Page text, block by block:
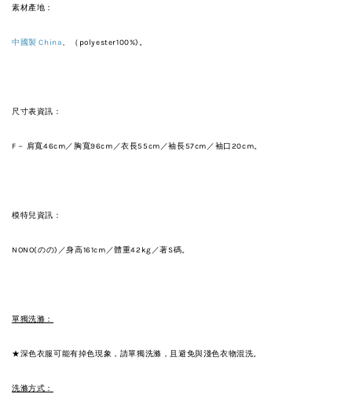
素材產地：
中國製 China。 （polyester100%)。
尺寸表資訊：
F－ 肩寬46cm／ 胸寬96cm／衣長55cm ／袖長57cm ／袖口20cm。
模特兒資訊：
NONO(のの)／身高161cm／體重42kg／著S碼。
單獨洗滌：
★深色衣服可能有掉色現象，請單獨洗滌，且避免與淺色衣物混洗。
洗滌方式：